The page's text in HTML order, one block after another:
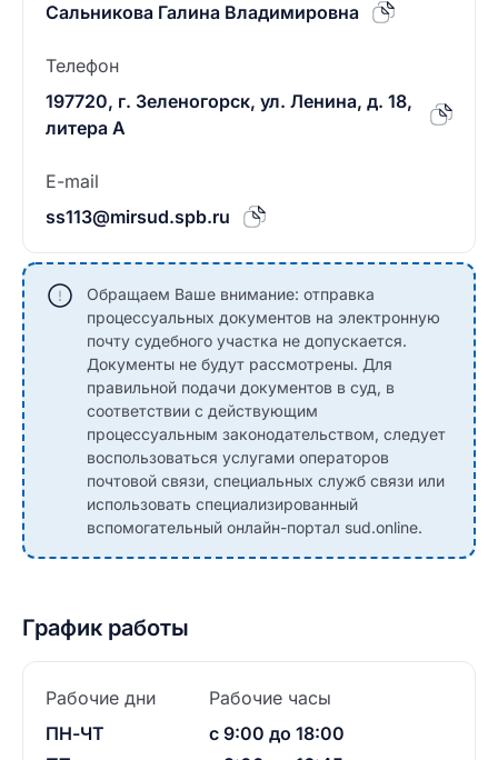
Сальникова Галина Владимировна
Телефон
197720, г. Зеленогорск, ул. Ленина, д. 18,
литера А
E-mail
ss113@mirsud.spb.ru
Обращаем Ваше внимание: отправка
процессуальных документов на электронную
почту судебного участка не допускается.
Документы не будут рассмотрены. Для
правильной подачи документов в суд, в
соответствии с действующим
процессуальным законодательством, следует
воспользоваться услугами операторов
почтовой связи, специальных служб связи или
использовать специализированный
вспомогательный онлайн-портал sud.online.
График работы
Рабочие дни
ПН-ЧТ
Рабочие часы
с 9:00 до 18:00